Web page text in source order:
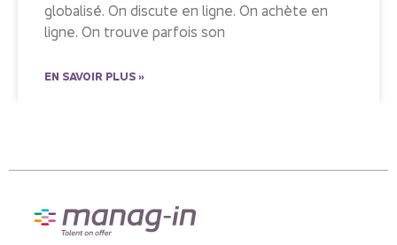
globalisé. On discute en ligne. On achète en
ligne. On trouve parfois son
EN SAVOIR PLUS »